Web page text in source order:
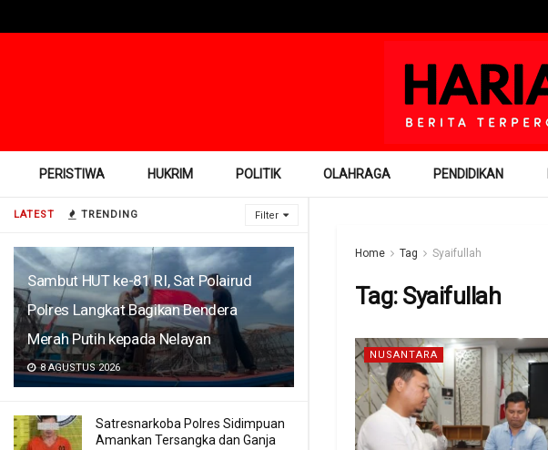
LATEST TRENDING Filter
Sambut HUT ke-81 RI, Sat Polairud
Polres Langkat Bagikan Bendera
Merah Putih kepada Nelayan
8 AGUSTUS 2026
Satresnarkoba Polres Sidimpuan
Amankan Tersangka dan Ganja
PERISTIWA HUKRIM POLITIK OLAHRAGA PENDIDIKAN
Home Tag Syaifullah
Tag: Syaifullah
NUSANTARA